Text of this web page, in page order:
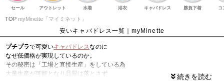
セール アウトレット 水着 浴衣 キャバドレス 勝負下着 コ
TOP myMinette「マイミネット」
安いキャバドレス一覧｜myMinette
プチプラで可愛いキャバドレスなのに
なぜ低価格が実現しているのか。
その秘密は「工場と直接生産」をしている為
大量生産が可能となり品質は落とさず